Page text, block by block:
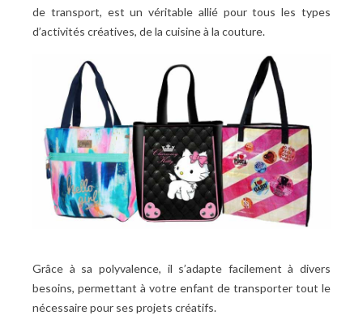
de transport, est un véritable allié pour tous les types
d’activités créatives, de la cuisine à la couture.
Grâce à sa polyvalence, il s’adapte facilement à divers
besoins, permettant à votre enfant de transporter tout le
nécessaire pour ses projets créatifs.